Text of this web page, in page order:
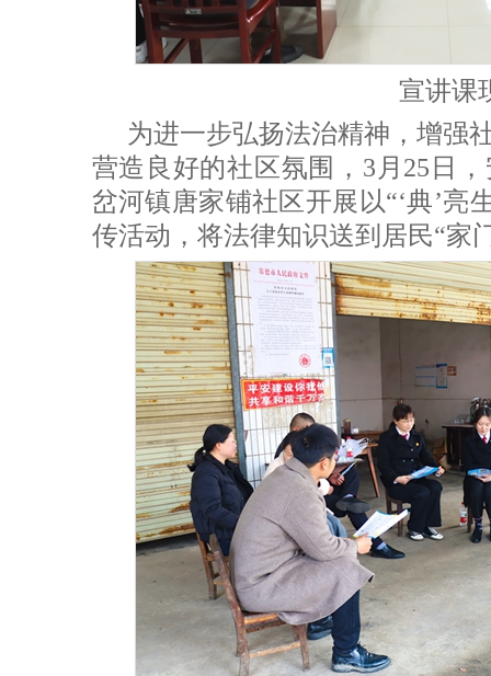
宣讲课
为进一步弘扬法治精神，增强
营造良好的社区氛围，3月25日
岔河镇唐家铺社区开展以“‘典’亮
传活动，将法律知识送到居民“家